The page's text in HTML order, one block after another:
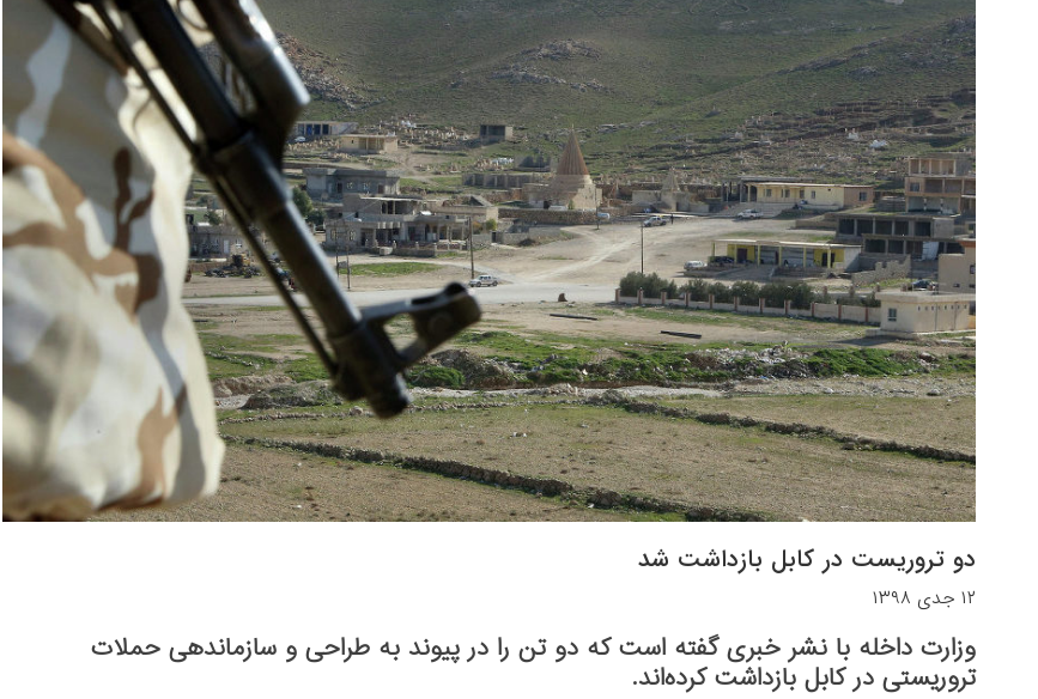
دو تروریست در کابل بازداشت شد
۱۲ جدی ۱۳۹۸
وزارت داخله با نشر خبری گفته است که دو تن را در پیوند به طراحی و سازماندهی حملات
تروریستی در کابل بازداشت کرده‌اند.